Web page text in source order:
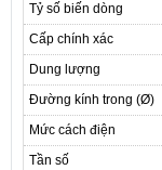
Tỷ số biến dòng
Cấp chính xác
Dung lượng
Đường kính trong (Ø)
Mức cách điện
Tần số